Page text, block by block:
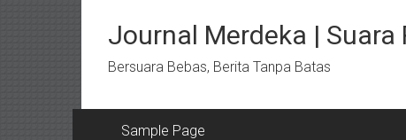
kontenJournal Merdeka | Suara
Bersuara Bebas, Berita Tanpa Batas
Sample Page